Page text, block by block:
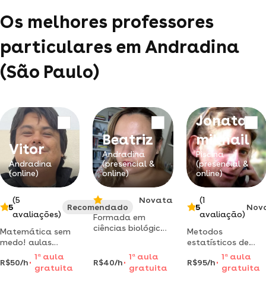
Os melhores professores
particulares em Andradina
(São Paulo)
Vitor
Andradina
(online)
5
(5
avaliações)
Recomendado
Matemática sem
medo! aulas
personalizadas
com professor
mestre pela ufms
R$50/h
1 aaula
gratuita
Beatriz
Andradina
(presencial &
online)
Novata
Formada em
ciências biológicas
metodologia
prática e
R$40/h
1 a aula
gratuita
Jonatan
mikhail
Piscina
(presencial &
online)
5
(1
avaliação)
Metodos
estatísticos de
pesquisa cientifica,
modelagem
estatístico
R$95/h
1 aaula
gratuita